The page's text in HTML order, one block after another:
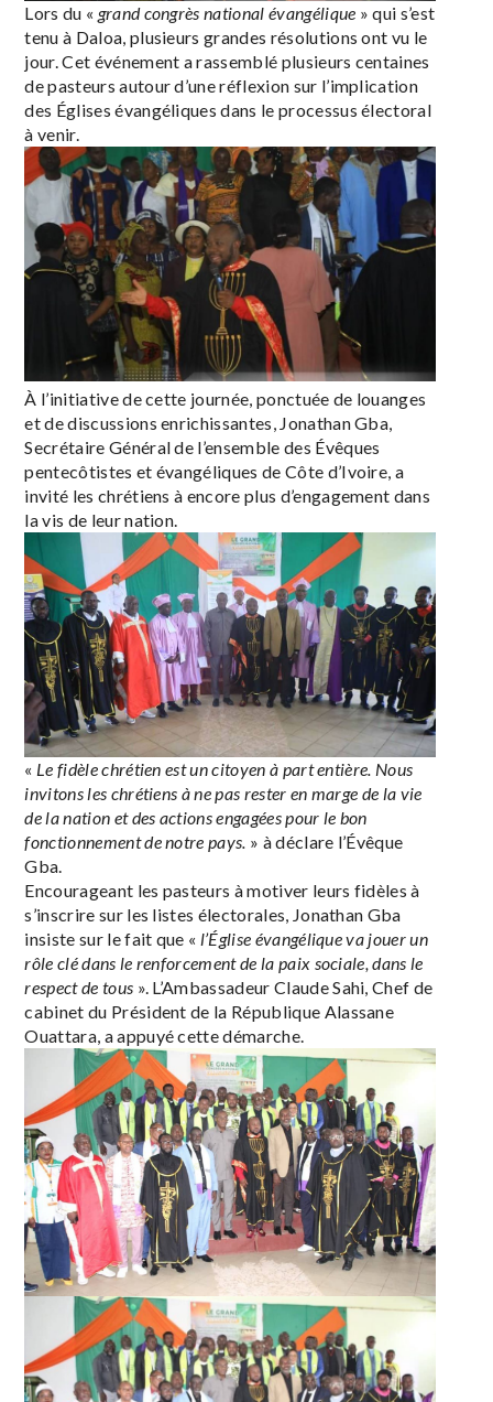
Lors du « grand congrès national évangélique » qui s’est
tenu à Daloa, plusieurs grandes résolutions ont vu le
jour. Cet événement a rassemblé plusieurs centaines
de pasteurs autour d’une réflexion sur l’implication
des Églises évangéliques dans le processus électoral
à venir.
À l’initiative de cette journée, ponctuée de louanges
et de discussions enrichissantes, Jonathan Gba,
Secrétaire Général de l’ensemble des Évêques
pentecôtistes et évangéliques de Côte d’Ivoire, a
invité les chrétiens à encore plus d’engagement dans
la vis de leur nation.
« Le fidèle chrétien est un citoyen à part entière. Nous
invitons les chrétiens à ne pas rester en marge de la vie
de la nation et des actions engagées pour le bon
fonctionnement de notre pays. » à déclare l’Évêque
Gba.
Encourageant les pasteurs à motiver leurs fidèles à
s’inscrire sur les listes électorales, Jonathan Gba
insiste sur le fait que « l’Église évangélique va jouer un
rôle clé dans le renforcement de la paix sociale, dans le
respect de tous ». L’Ambassadeur Claude Sahi, Chef de
cabinet du Président de la République Alassane
Ouattara, a appuyé cette démarche.